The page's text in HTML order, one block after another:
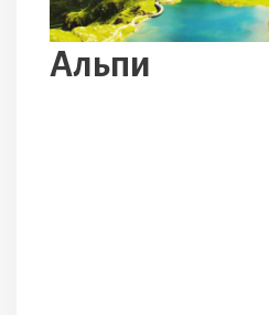
Альпи